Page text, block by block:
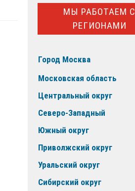
МЫ РАБОТАЕМ С
РЕГИОНАМИ
Город Москва
Московская область
Центральный округ
Северо-Западный
Южный округ
Приволжский округ
Уральский округ
Сибирский округ